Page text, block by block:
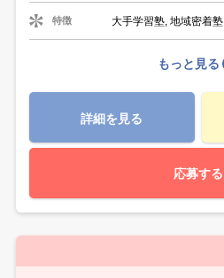
特徴 大手学習塾, 地域密着塾
もっと見る
詳細を見る
応募する